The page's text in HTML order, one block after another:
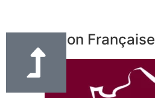
Fabrication Française